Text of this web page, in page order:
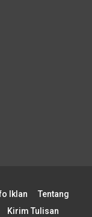
Iklan
Tentang
Kirim Tulisan